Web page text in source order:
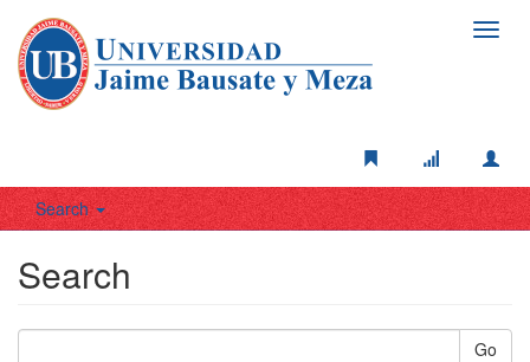
Search
Search
Go